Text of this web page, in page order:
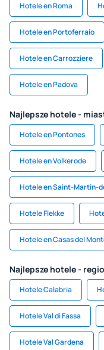
Hotele en Roma
Hotele en Portoferraio
Hotele en Carrozziere
Hotele en Padova
Najlepsze hotele -
Hotele en Pontones
Hotele en Volkerode
Hotele en Saint-Martin-
Hotele Flekke
Hotele en Casas del
Najlepsze hotele -
Hotele Calabria
Hotele Val di Fassa
Hotele Val Gardena